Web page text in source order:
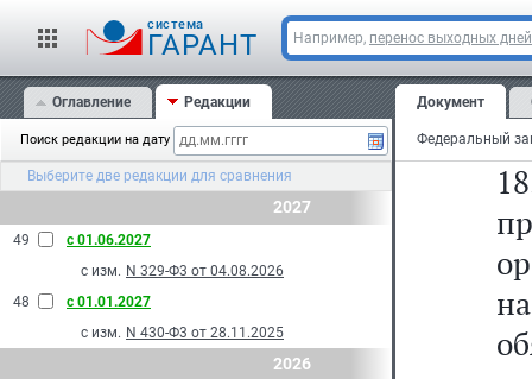
cистема
ГАРАНТ Например, перенос выходных дней
Оглавление Редакции
Поиск редакции на дату
Выберите две редакции для сравнения
2027
49
с 01.06.2027
с изм. N 329-Ф3 от 04.08.2026
48
с 01.01.2027
с изм. N 430-Ф3 от 28.11.2025
2026
Документ